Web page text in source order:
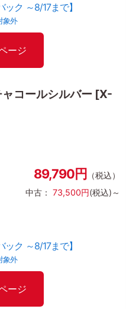
ック ～8/17まで】
象外
ージ
コールシルバー [X-
89,790円 （税込）
中古： 73,500円(税込)～
ック ～8/17まで】
象外
ージ